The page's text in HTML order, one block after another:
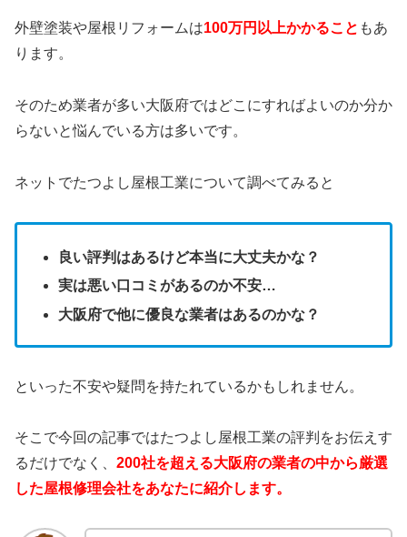
外壁塗装や屋根リフォームは100万円以上かかること もあ
ります。
そのため業者が多い大阪府ではどこにすればよいのか分か
らないと悩んでいる方は多いです。
ネットでたつよし屋根工業について調べてみると
良い評判はあるけど本当に大丈夫かな？
実は悪い口コミがあるのか不安…
大阪府で他に優良な業者はあるのかな？
といった不安や疑問を持たれているかもしれません。
そこで今回の記事ではたつよし屋根工業の評判をお伝えす
るだけでなく、 200社を超える大阪府の業者の中から厳選
した屋根修理会社をあなたに紹介します。